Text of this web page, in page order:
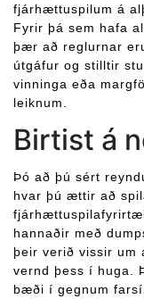
fjárhættuspilum á
Fyrir þá sem hafa
þær að reglurnar
útgáfur og stilltir
vinninga eða
leiknum.
Birtist á
Þó að þú sért
hvar þú ættir að
hannaðir með
þeir verið vissir um
vernd þess í huga.
bæði í gegnum